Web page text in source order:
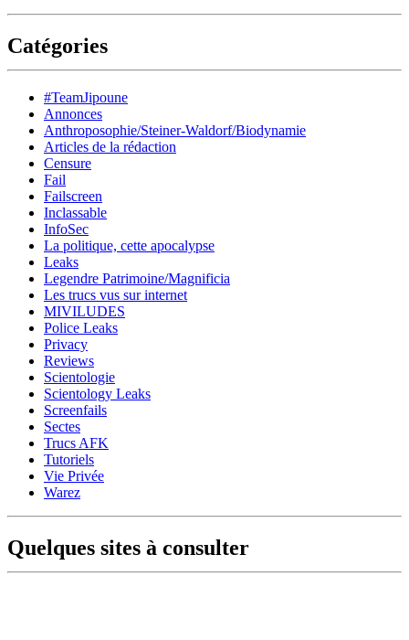
Catégories
#TeamJipoune
Annonces
Anthroposophie/Steiner-Waldorf/Biodynamie
Articles de la rédaction
Censure
Fail
Failscreen
Inclassable
InfoSec
La politique, cette apocalypse
Leaks
Legendre Patrimoine/Magnificia
Les trucs vus sur internet
MIVILUDES
Police Leaks
Privacy
Reviews
Scientologie
Scientology Leaks
Screenfails
Sectes
Trucs AFK
Tutoriels
Vie Privée
Warez
Quelques sites à consulter